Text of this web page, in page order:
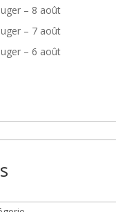
– 8 août
– 7 août
– 6 août